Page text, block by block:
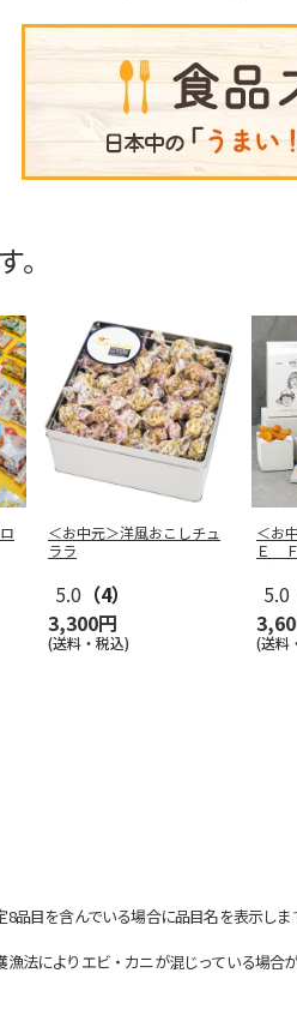
＜お中元＞洋風おこしチュ
ララ
5.0 （4）
3,300円
(送料・税込)
＜お
Ｅ
リッ
5.0
(送料
目を含んでいる場合に品目名を表示しま
によりエビ・カニが混じっている場合